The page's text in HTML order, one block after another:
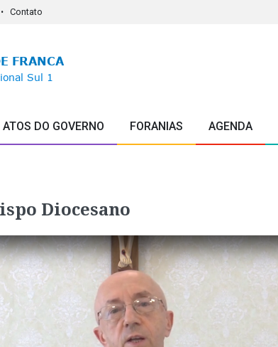
Contato
ATOS DO GOVERNO FORANIAS AGENDA
Diocesano